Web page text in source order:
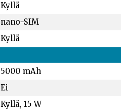
Kyllä
nano-SIM
Kyllä
5000 mAh
Ei
Kyllä, 15 W